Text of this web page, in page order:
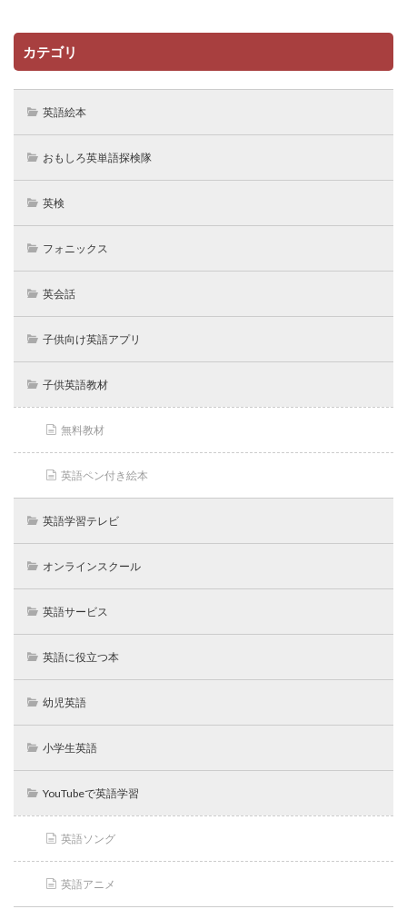
カテゴリ
英語絵本
おもしろ英単語探検隊
英検
フォニックス
英会話
子供向け英語アプリ
子供英語教材
無料教材
英語ペン付き絵本
英語学習テレビ
オンラインスクール
英語サービス
英語に役立つ本
幼児英語
小学生英語
YouTubeで英語学習
英語ソング
英語アニメ